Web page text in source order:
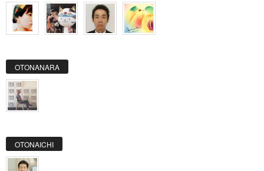
OTONANARA
OTONAICHI